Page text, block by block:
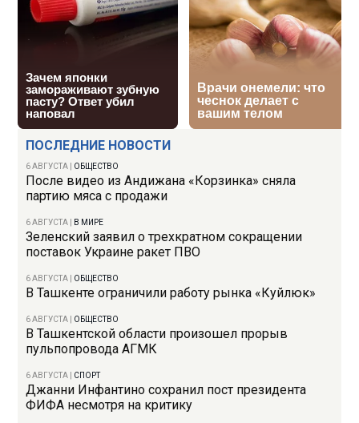
ПОСЛЕДНИЕ НОВОСТИ
6 АВГУСТА ОБЩЕСТВО
После видео из Андижана «Корзинка» сняла
партию мяса с продажи
6 АВГУСТА В МИРЕ
Зеленский заявил о трехкратном сокращении
поставок Украине ракет ПВО
6 АВГУСТА ОБЩЕСТВО
В Ташкенте ограничили работу рынка «Куйлюк»
6 АВГУСТА ОБЩЕСТВО
В Ташкентской области произошел прорыв
пульпопровода АГМК
6 АВГУСТА СПОРТ
Джанни Инфантино сохранил пост президента
ФИФА несмотря на критику